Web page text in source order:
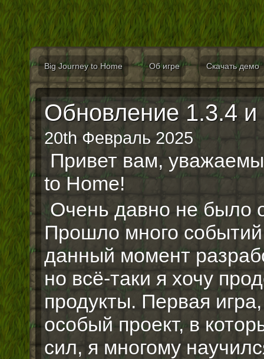
Big Journey to Home Об игре Скачать демо
Обновление 1.3.4
20th Февраль 2025
Привет вам,
to Home!
Очень давно не было
Прошло много
данный момент
но всё-таки я хочу
продукты. Первая
особый проект, в
сил, я многому